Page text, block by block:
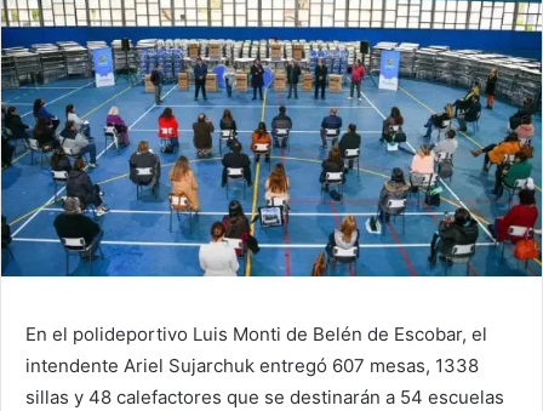
En el polideportivo Luis Monti de Belén de Escobar, el
intendente Ariel Sujarchuk entregó 607 mesas, 1338
sillas y 48 calefactores que se destinarán a 54 escuelas